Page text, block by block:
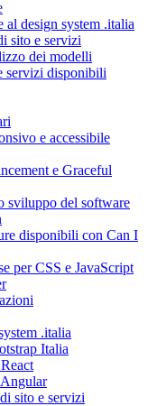
design system .italia
sito e servizi
dei modelli
servizi disponibili
e accessibile
e Graceful
sviluppo del software
disponibili con Can I
per CSS e JavaScript
.italia
Italia
sito e servizi